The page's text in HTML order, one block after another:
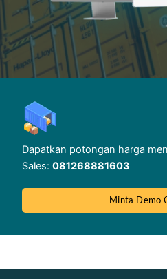
Dapatkan potongan harga
Sales: 081268881603
Minta Demo